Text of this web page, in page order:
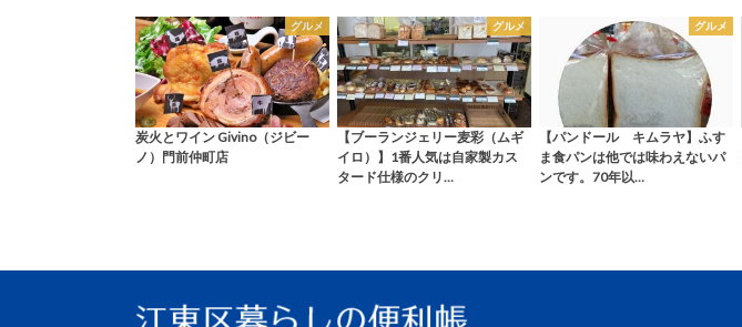
グルメ
炭火とワイン Givino（ジビー
ノ）門前仲町店
グルメ
【ブーランジェリー麦彩（ムギ
イロ）】1番人気は自家製カス
タード仕様のクリ…
グルメ
【パンドール キムラヤ】ふす
ま食パンは他では味わえないパ
ンです。70年以…